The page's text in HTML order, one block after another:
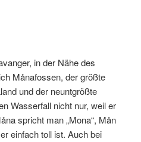
in der Nähe des
Månafossen, der größte
und der neuntgrößte
Wasserfall nicht nur, weil er
spricht man „Mona“, Mån
einfach toll ist. Auch bei